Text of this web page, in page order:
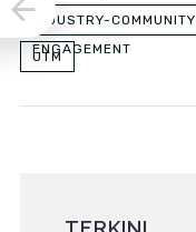
INDUSTRY-COMMUNITY
ENGAGEMENT
UTM